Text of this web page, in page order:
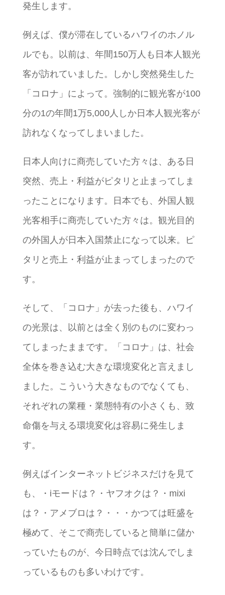
発生します。
例えば、僕が滞在しているハワイのホノル
ルでも。以前は、年間150万人も日本人観光
客が訪れていました。しかし突然発生した
「コロナ」によって。強制的に観光客が100
分の1の年間1万5,000人しか日本人観光客が
訪れなくなってしまいました。
日本人向けに商売していた方々は、ある日
突然、売上・利益がピタリと止まってしま
ったことになります。日本でも、外国人観
光客相手に商売していた方々は。観光目的
の外国人が日本入国禁止になって以来。ピ
タリと売上・利益が止まってしまったので
す。
そして、「コロナ」が去った後も、ハワイ
の光景は、以前とは全く別のものに変わっ
てしまったままです。「コロナ」は、社会
全体を巻き込む大きな環境変化と言えまし
ました。こういう大きなものでなくても、
それぞれの業種・業態特有の小さくも、致
命傷を与える環境変化は容易に発生しま
す。
例えばインターネットビジネスだけを見て
も、・iモードは？・ヤフオクは？・mixi
は？・アメブロは？・・・かつては旺盛を
極めて、そこで商売していると簡単に儲か
っていたものが、今日時点では沈んでしま
っているものも多いわけです。